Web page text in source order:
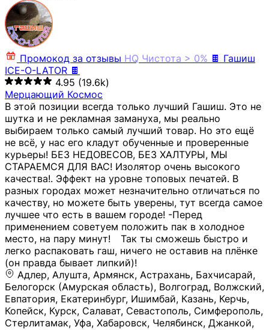
Промокод за отзывы HQ Чистота > 0% 🍫 Гашиш
ICE-O-LATOR 🍫
4.95 (19.6k)
Мерцающий Космос
В этой позиции всегда только лучший Гашиш. Это не
шутка и не рекламная замануха, мы реально
выбираем только самый лучший товар. Но это ещё
не всё, у нас его кладут обученные и проверенные
курьеры! БЕЗ НЕДОВЕСОВ, БЕЗ ХАЛТУРЫ, МЫ
СТАРАЕМСЯ ДЛЯ ВАС! Изолятор очень высокого
качества!. Эффект на уровне топовых печатей. В
разных городах может незначительно отличаться по
качеству, но можете быть уверены, тут всегда самое
лучшее что есть в вашем городе! -Перед
применением советуем положить пак в холодное
место, на пару минут!⠀ Так ты сможешь быстро и
легко распаковать гаш, ничего не оставив на плёнке
(он правда бывает липкий)!
Адлер, Алушта, Армянск, Астрахань, Бахчисарай,
Белогорск (Амурская область), Волгоград, Волжский,
Евпатория, Екатеринбург, Ишимбай, Казань, Керчь,
Копейск, Курск, Салават, Севастополь, Симферополь,
Стерлитамак, Уфа, Хабаровск, Челябинск, Джанкой,